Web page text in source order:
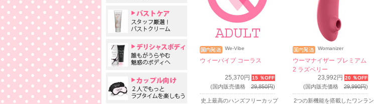
We-Vibe
ウィーバイブ コーラス
25,370円 15 ％OFF
(国内販売価格 29,850円)
史上最高のハンズフリーカップ
Womanizer
ウーマナイザー プレミアム
2 ラズベリー
23,992円 20 ％OFF
(国内販売価格 29,990円)
2つの新機能を搭載したワンラン